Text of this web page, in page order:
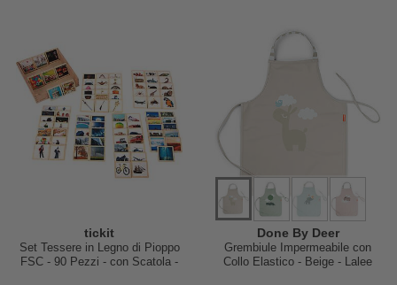
tickit
Set Tessere in Legno di Pioppo
FSC - 90 Pezzi - con Scatola -
Done By Deer
Grembiule Impermeabile con
Collo Elastico - Beige - Lalee